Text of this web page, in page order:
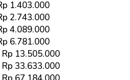
1.403.000
2.743.000
4.089.000
6.781.000
13.505.000
33.633.000